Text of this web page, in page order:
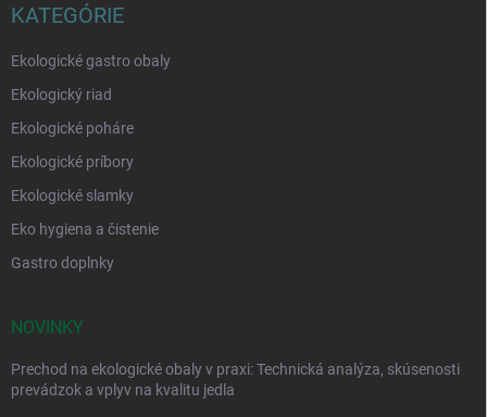
KATEGÓRIE
Ekologické gastro obaly
Ekologický riad
Ekologické poháre
Ekologické príbory
Ekologické slamky
Eko hygiena a čistenie
Gastro doplnky
NOVINKY
Prechod na ekologické obaly v praxi: Technická analýza, skúsenosti
prevádzok a vplyv na kvalitu jedla